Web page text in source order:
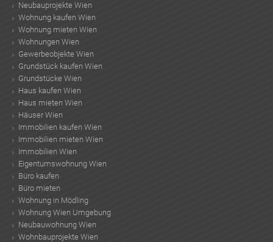
Neubauprojekte Wien
Wohnung kaufen Wien
Wohnung mieten Wien
Wohnungen Wien
Gewerbeobjekte Wien
Grundstück kaufen Wien
Grundstücke Wien
Haus kaufen Wien
Haus mieten Wien
Häuser Wien
Immobilien kaufen Wien
Immobilien mieten Wien
Immobilien Wien
Eigentumswohnung Wien
Büro kaufen
Büro mieten
Wohnung in Mödling
Wohnung Wien Umgebung
Neubauwohnung Wien
Wohnbauprojekte Wien